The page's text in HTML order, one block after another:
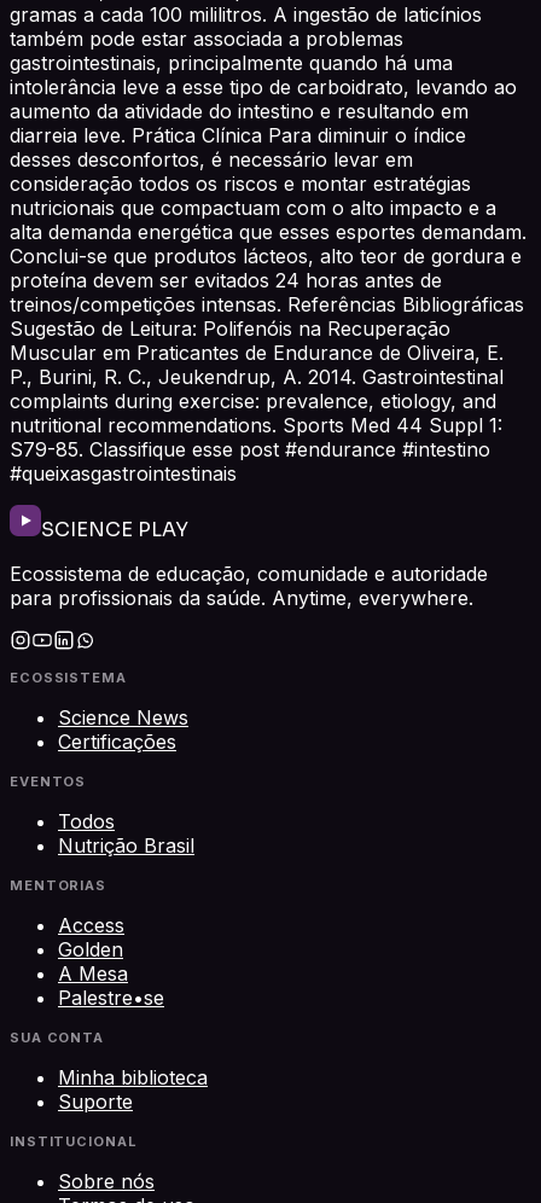
gramas a cada 100 mililitros. A ingestão de laticínios
também pode estar associada a problemas
gastrointestinais, principalmente quando há uma
intolerância leve a esse tipo de carboidrato, levando ao
aumento da atividade do intestino e resultando em
diarreia leve. Prática Clínica Para diminuir o índice
desses desconfortos, é necessário levar em
consideração todos os riscos e montar estratégias
nutricionais que compactuam com o alto impacto e a
alta demanda energética que esses esportes demandam.
Conclui-se que produtos lácteos, alto teor de gordura e
proteína devem ser evitados 24 horas antes de
treinos/competições intensas. Referências Bibliográficas
Sugestão de Leitura: Polifenóis na Recuperação
Muscular em Praticantes de Endurance de Oliveira, E.
P., Burini, R. C., Jeukendrup, A. 2014. Gastrointestinal
complaints during exercise: prevalence, etiology, and
nutritional recommendations. Sports Med 44 Suppl 1:
S79-85. Classifique esse post #endurance #intestino
#queixasgastrointestinais
SCIENCE PLAY
Ecossistema de educação, comunidade e autoridade
para profissionais da saúde. Anytime, everywhere.
ECOSSISTEMA
Science News
Certificações
EVENTOS
Todos
Nutrição Brasil
MENTORIAS
Access
Golden
A Mesa
Palestre•se
SUA CONTA
Minha biblioteca
Suporte
INSTITUCIONAL
Sobre nós